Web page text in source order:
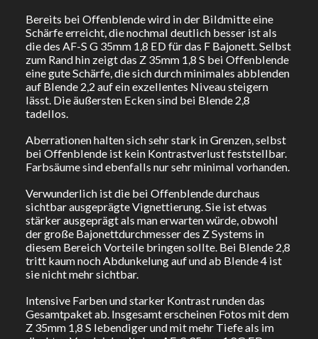
Bereits bei Offenblende wird in der Bildmitte eine
Schärfe erreicht, die nochmal deutlich besser ist als
die des AF-S G 35mm 1,8 ED für das F Bajonett. Selbst
zum Rand hin zeigt das Z 35mm 1,8 S bei Offenblende
eine gute Schärfe, die sich durch minimales abblenden
auf Blende 2,2 auf ein exzellentes Niveau steigern
lässt. Die äußersten Ecken sind bei Blende 2,8
tadellos.
Aberrationen halten sich sehr stark in Grenzen, selbst
bei Offenblende ist kein Kontrastverlust feststellbar.
Farbsäume sind ebenfalls nur sehr minimal vorhanden.
Verwunderlich ist die bei Offenblende durchaus
sichtbar ausgeprägte Vignettierung. Sie ist etwas
stärker ausgeprägt als man erwarten würde, obwohl
der große Bajonettdurchmesser des Z Systems in
diesem Bereich Vorteile bringen sollte. Bei Blende 2,8
tritt kaum noch Abdunkelung auf und ab Blende 4 ist
sie nicht mehr sichtbar.
Intensive Farben und starker Kontrast runden das
Gesamtpaket ab. Insgesamt erscheinen Fotos mit dem
Z 35mm 1,8 S lebendiger und mit mehr Tiefe als im